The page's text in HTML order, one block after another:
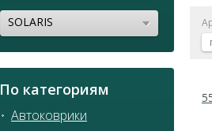
SOLARIS
По категориям
Автоковрики